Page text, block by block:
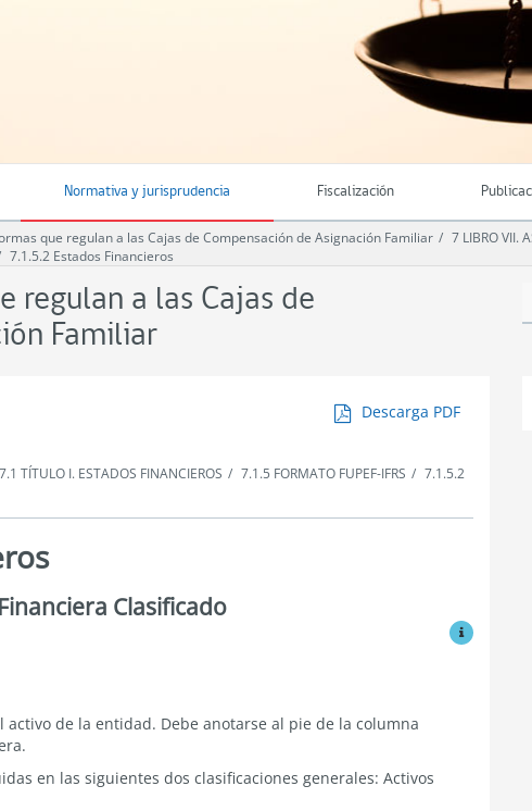
Normativa y jurisprudencia Fiscalización
que regulan a las Cajas de Compensación de Asignación Familiar 7 LIBRO VII.
7.1.5.2 Estados Financieros
regulan a las Cajas de
Familiar
Descarga PDF
7.1 TÍTULO I. ESTADOS FINANCIEROS 7.1.5 FORMATO FUPEF-IFRS
7.1.5.2
Clasificado
Ver
de la entidad. Debe anotarse al pie de la columna
en las siguientes dos clasificaciones generales: Activos